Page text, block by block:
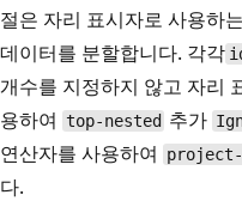
절은 자리 표시자로 사용하는
데이터를 분할합니다. 각각
개수를 지정하지 않고 자리
용하여 top-nested 추가
연산자를 사용하여
project-
다.